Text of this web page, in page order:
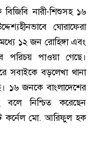
নারী-শিশুসহ ১৬
ঘোরাফেরা
১২ জন রোহিঙ্গা এবং
পরিচয় পাওয়া গেছে।
সবাইকে বড়লেখা থানা
১৬ জনকে বাংলাদেশের
নিশ্চিত করেছেন
কর্নেল মো. আরিফুল হক